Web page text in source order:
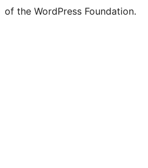
of the WordPress Foundation.